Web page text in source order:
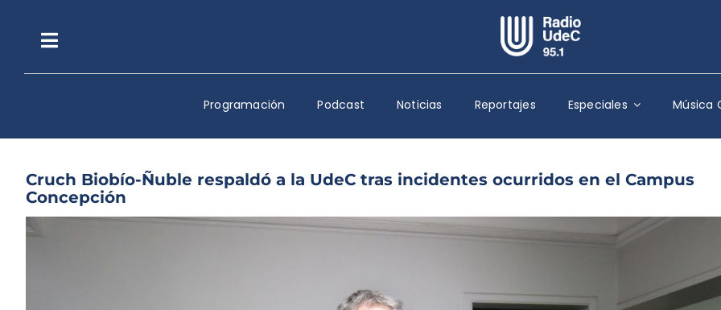
contenidoToggle
Navigation
Escuchar Radio UdeC en vivo
Quiénes Somos
Programación
Podcast
Programación Podcast Noticias Reportajes Especiales Música
Cruch Biobío-Ñuble respaldó a la UdeC tras incidentes ocurridos en el Campus
Concepción
Ver